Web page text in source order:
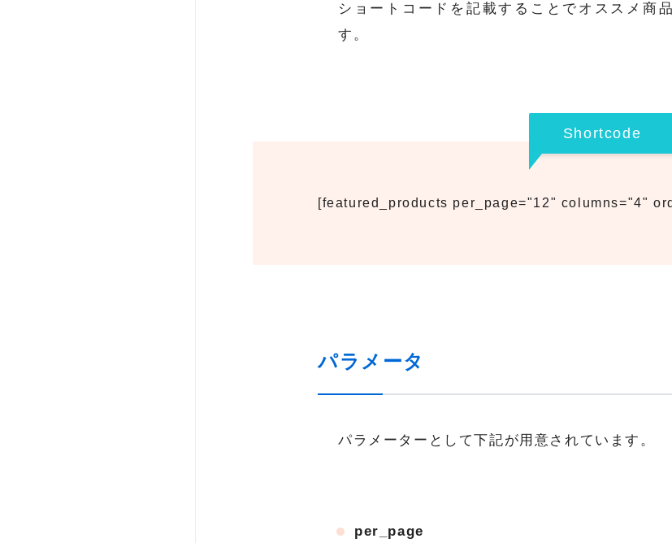
ショートコードを記載することでオススメ商
す。
Shortcode
[featured_products per_page="12" columns="4"
パラメータ
パラメーターとして下記が用意されています。
per_page